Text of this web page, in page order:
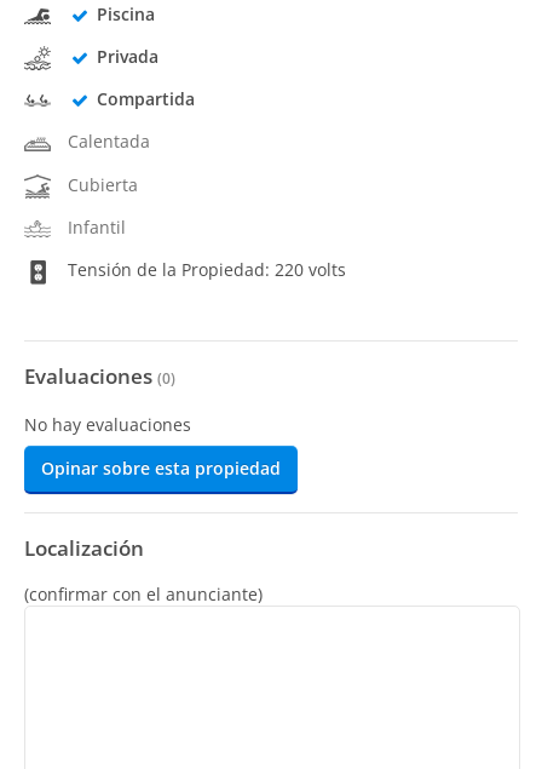
Piscina
Privada
Compartida
Calentada
Cubierta
Infantil
Tensión de la Propiedad: 220 volts
Evaluaciones (0)
No hay evaluaciones
Opinar sobre esta propiedad
Localización
(confirmar con el anunciante)